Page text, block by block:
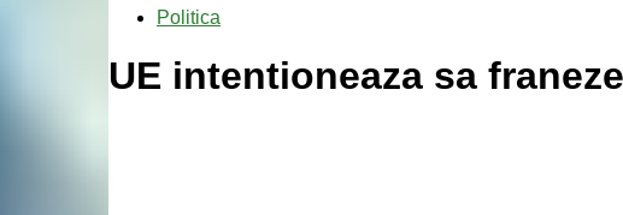
Politica
UE intentioneaza sa